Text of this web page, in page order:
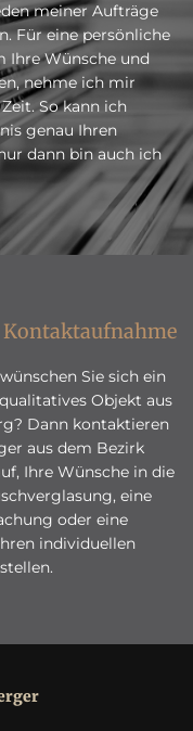
meiner Aufträge
Für eine persönliche
Ihre Wünsche und
nehme ich mir
So kann ich
genau Ihren
dann bin auch ich
Kontaktaufnahme
Sie sich ein
Objekt aus
Dann kontaktieren
aus dem Bezirk
Ihre Wünsche in die
eine
oder eine
individuellen